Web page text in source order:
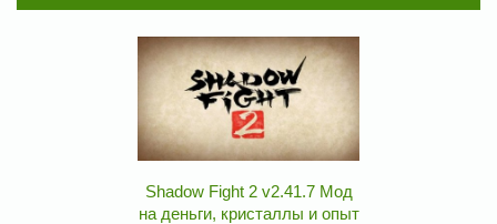
Shadow Fight 2 v2.41.7 Мод
на деньги, кристаллы и опыт